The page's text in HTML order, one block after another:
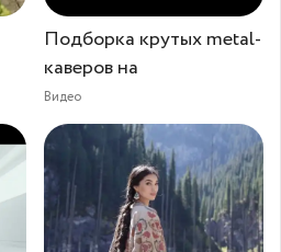
Подборка крутых metal-
каверов на
Видео